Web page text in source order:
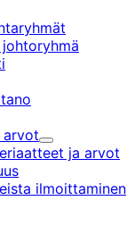
arvot
Alavalikkoja arvot
ilmoittaminen